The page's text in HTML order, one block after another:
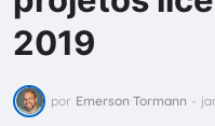
2019
por Emerson Tormann -